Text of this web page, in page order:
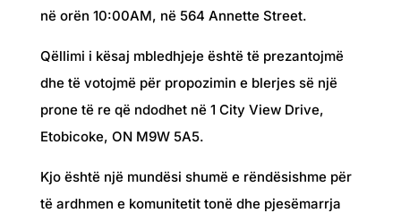
në orën 10:00AM, në 564 Annette Street.
Qëllimi i kësaj mbledhjeje është të prezantojmë
dhe të votojmë për propozimin e blerjes së një
prone të re që ndodhet në 1 City View Drive,
Etobicoke, ON M9W 5A5.
Kjo është një mundësi shumë e rëndësishme për
të ardhmen e komunitetit tonë dhe pjesëmarrja